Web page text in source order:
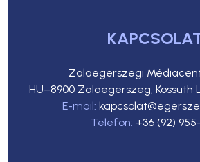
Zalaegerszegi
HU–8900 Zalaegerszeg, Kossuth
E-mail:
Telefon: +36 (92)